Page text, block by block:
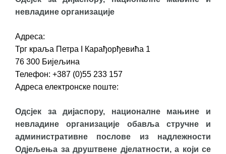
ПРЕЛИМИНАРНA РАНГ ЛИСТA
КАНДИДАТА КОЈИ СУ ОСТВАРИЛИ ПРАВО
ДОДАТАК ЗА ДЕМОБИЛИСАНЕ БОРЦЕ
ВОЈСКЕ РЕПУБЛИКЕ СРПСКЕ У СТАЊУ
СОЦИЈАЛНЕ ПОТРЕБЕ
гориво доступни од 13. марта до 15.
новембра
Захтјев за издавање ПОНОСНЕ КАРТИЦЕ
невладине организације
Адреса:
Трг краља Петра I Карађорђевића 1
76 300 Бијељина
Телефон: +387 (0)55 233 157
Адреса електронске поште:
Одсјек за дијаспору, националне мањине и
невладине организације обавља стручне и
административне послове из надлежности
Одјељења за друштвене дјелатности, а који се